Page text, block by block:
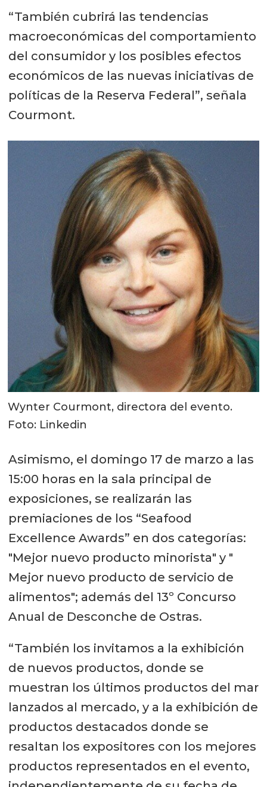
“También cubrirá las tendencias
macroeconómicas del comportamiento
del consumidor y los posibles efectos
económicos de las nuevas iniciativas de
políticas de la Reserva Federal”, señala
Courmont.
Wynter Courmont, directora del evento.
Foto: Linkedin
Asimismo, el domingo 17 de marzo a las
15:00 horas en la sala principal de
exposiciones, se realizarán las
premiaciones de los “Seafood
Excellence Awards” en dos categorías:
"Mejor nuevo producto minorista" y "
Mejor nuevo producto de servicio de
alimentos"; además del 13º Concurso
Anual de Desconche de Ostras.
“También los invitamos a la exhibición
de nuevos productos, donde se
muestran los últimos productos del mar
lanzados al mercado, y a la exhibición de
productos destacados donde se
resaltan los expositores con los mejores
productos representados en el evento,